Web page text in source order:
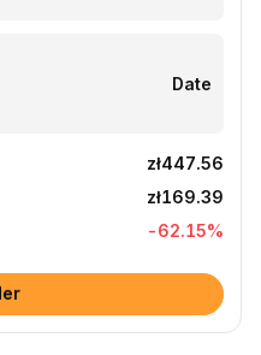
Date
zł447.56
zł169.39
-62.15%